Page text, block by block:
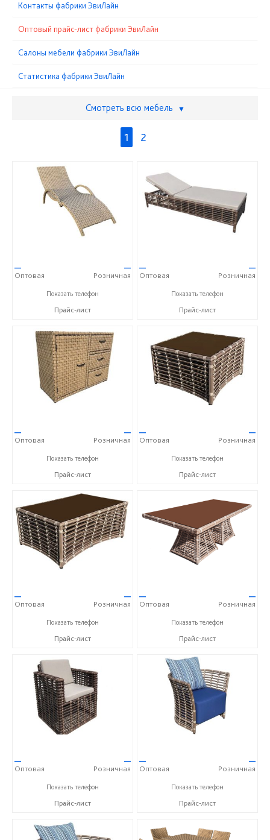
Контакты фабрики ЭвиЛайн
Оптовый прайс-лист фабрики ЭвиЛайн
Cалоны мебели фабрики ЭвиЛайн
Статистика фабрики ЭвиЛайн
Смотреть всю мебель ▼
1 2
—
Оптовая
—
Розничная
+7 (917) 600-15-16
Показать телефон
Прайс-лист
—
Оптовая
—
Розничная
+7 (917) 600-15-16
Показать телефон
Прайс-лист
—
Оптовая
—
Розничная
+7 (917) 600-15-16
Показать телефон
Прайс-лист
—
Оптовая
—
Розничная
+7 (917) 600-15-16
Показать телефон
Прайс-лист
—
Оптовая
—
Розничная
+7 (917) 600-15-16
Показать телефон
Прайс-лист
—
Оптовая
—
Розничная
+7 (917) 600-15-16
Показать телефон
Прайс-лист
—
Оптовая
—
Розничная
+7 (917) 600-15-16
Показать телефон
Прайс-лист
—
Оптовая
—
Розничная
+7 (917) 600-15-16
Показать телефон
Прайс-лист